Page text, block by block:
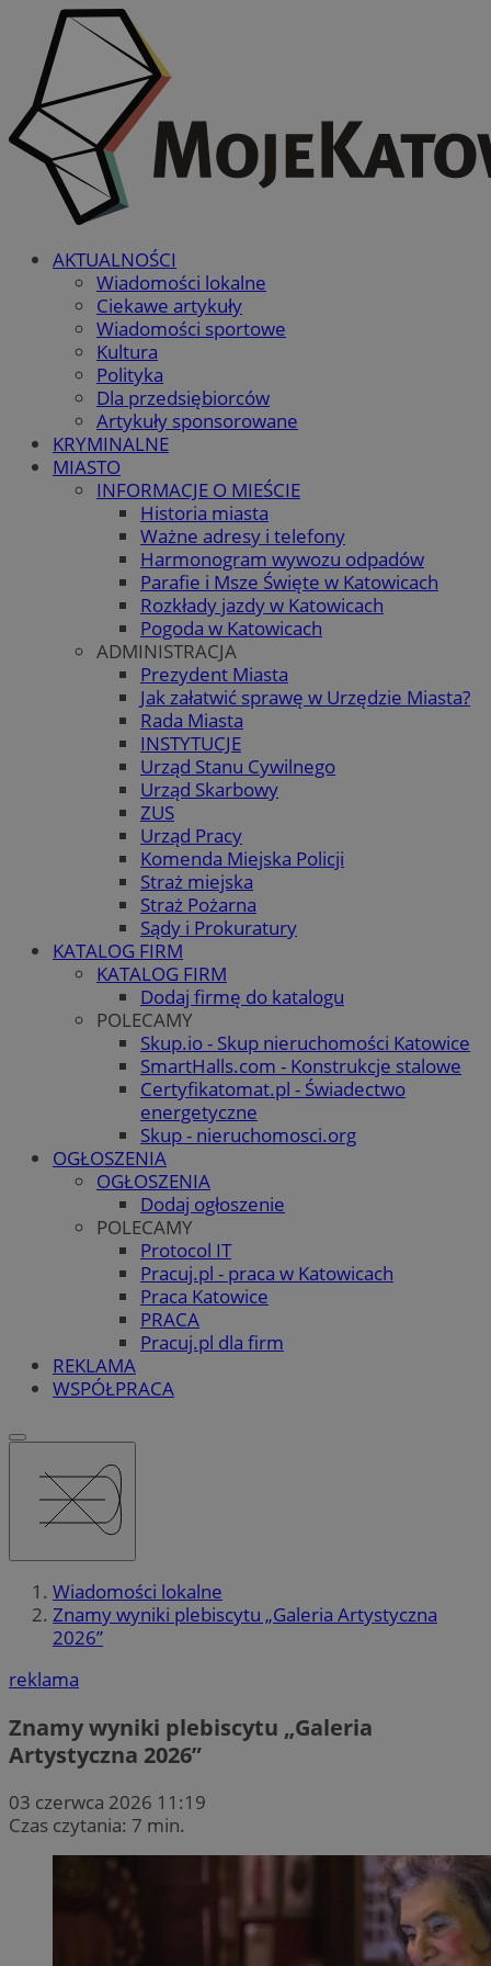
AKTUALNOŚCI
Wiadomości lokalne
Ciekawe artykuły
Wiadomości sportowe
Kultura
Polityka
Dla przedsiębiorców
Artykuły sponsorowane
KRYMINALNE
MIASTO
INFORMACJE O MIEŚCIE
Historia miasta
Ważne adresy i telefony
Harmonogram wywozu odpadów
Parafie i Msze Święte w Katowicach
Rozkłady jazdy w Katowicach
Pogoda w Katowicach
ADMINISTRACJA
Prezydent Miasta
Jak załatwić sprawę w Urzędzie Miasta?
Rada Miasta
INSTYTUCJE
Urząd Stanu Cywilnego
Urząd Skarbowy
ZUS
Urząd Pracy
Komenda Miejska Policji
Straż miejska
Straż Pożarna
Sądy i Prokuratury
KATALOG FIRM
KATALOG FIRM
Dodaj firmę do katalogu
POLECAMY
Skup.io - Skup nieruchomości Katowice
SmartHalls.com - Konstrukcje stalowe
Certyfikatomat.pl - Świadectwo
energetyczne
Skup - nieruchomosci.org
OGŁOSZENIA
OGŁOSZENIA
Dodaj ogłoszenie
POLECAMY
Protocol IT
Pracuj.pl - praca w Katowicach
Praca Katowice
PRACA
Pracuj.pl dla firm
REKLAMA
WSPÓŁPRACA
Wiadomości lokalne
Znamy wyniki plebiscytu „Galeria Artystyczna
2026”
reklama
Znamy wyniki plebiscytu „Galeria
Artystyczna 2026”
03 czerwca 2026 11:19
Czas czytania: 7 min.